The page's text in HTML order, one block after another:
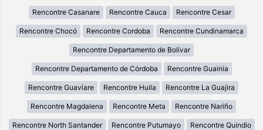
Rencontre Casanare Rencontre Cauca Rencontre Cesar
Rencontre Chocó Rencontre Cordoba Rencontre Cundinamarca
Rencontre Departamento de Bolívar
Rencontre Departamento de Córdoba Rencontre Guainia
Rencontre Guaviare Rencontre Huila Rencontre La Guajira
Rencontre Magdalena Rencontre Meta Rencontre Nariño
Rencontre North Santander Rencontre Putumayo Rencontre Quindio